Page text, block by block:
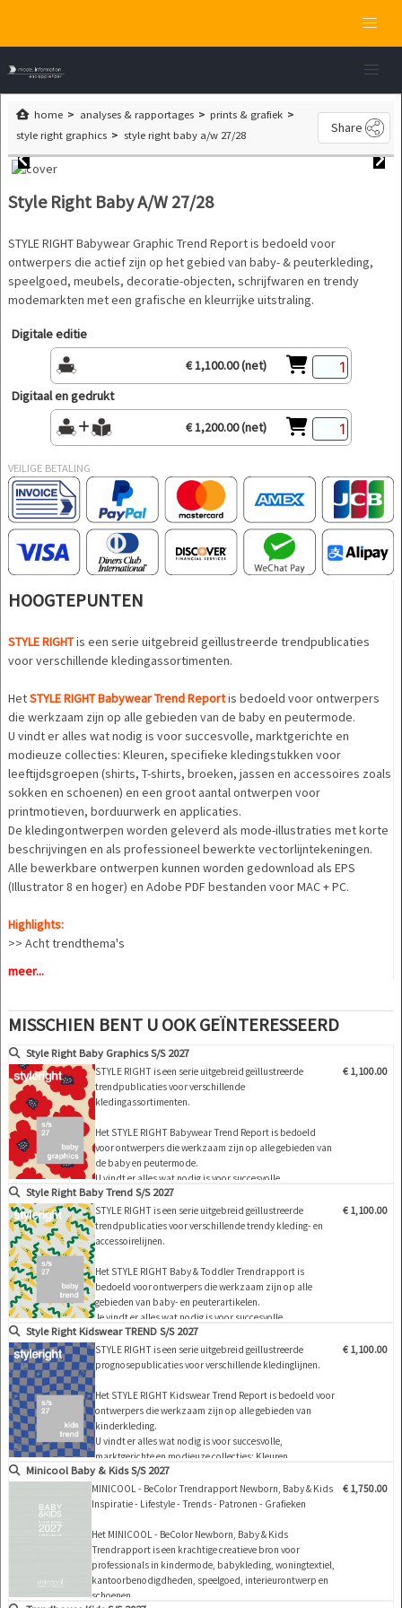
home analyses & rapportages
prints & grafiek
style right graphics
style right baby a/w 27/28 Share
Style Right Baby A/W 27/28
STYLE RIGHT Babywear Graphic Trend Report is bedoeld voor
ontwerpers die actief zijn op het gebied van baby- & peuterkleding,
speelgoed, meubels, decoratie-objecten, schrijfwaren en trendy
modemarkten met een grafische en kleurrijke uitstraling.
Digitale editie
€ 1,100.00 (net)
Digitaal en gedrukt
€ 1,200.00 (net)
VEILIGE BETALING
HOOGTEPUNTEN
STYLE RIGHTis een serie uitgebreid geïllustreerde trendpublicaties
voor verschillende kledingassortimenten.
HetSTYLE RIGHT Babywear Trend Reportis bedoeld voor ontwerpers
die werkzaam zijn op alle gebieden van de baby en peutermode.
U vindt er alles wat nodig is voor succesvolle, marktgerichte en
modieuze collecties: Kleuren, specifieke kledingstukken voor
leeftijdsgroepen (shirts, T-shirts, broeken, jassen en accessoires zoals
sokken en schoenen) en een groot aantal ontwerpen voor
printmotieven, borduurwerk en applicaties.
De kledingontwerpen worden geleverd als mode-illustraties met korte
beschrijvingen en als professioneel bewerkte vectorlijntekeningen.
Alle bewerkbare ontwerpen kunnen worden gedownload als EPS
(Illustrator 8 en hoger) en Adobe PDF bestanden voor MAC + PC.
Highlights:
>> Acht trendthema's
eigen seizoensconcepten en ontwerpen
>> Grote verscheidenheid aan styling- en ontwerpideeën
voor geplaatste prints
>> Accessoires ter completering van de modeseries
>> Samenvatting van alle stylingvoorstellen door professioneel
uitgewerkte lijntekeningen/vector graphics
meer...
MISSCHIEN BENT U OOK GEÏNTERESSEERD
Style Right Baby Graphics S/S 2027
STYLE RIGHT is een serie uitgebreid geïllustreerde
trendpublicaties voor verschillende
kledingassortimenten.
Het STYLE RIGHT Babywear Trend Report is bedoeld
voor ontwerpers die werkzaam zijn op alle gebieden van
de baby en peutermode.
U vindt er alles wat nodig is voor succesvolle,
marktgerichte en modieuze collecties: Kleuren, specifieke
kledingstukken voor leeftijdsgroepen (shirts, T-shirts,
broeken, jassen en accessoires zoals sokken en
schoenen) en een groot aantal ontwerpen v…
€ 1,100.00
Style Right Baby Trend S/S 2027
STYLE RIGHT is een serie uitgebreid geïllustreerde
trendpublicaties voor verschillende trendy kleding- en
accessoirelijnen.
Het STYLE RIGHT Baby & Toddler Trendrapport is
bedoeld voor ontwerpers die werkzaam zijn op alle
gebieden van baby- en peuterartikelen.
Je vindt er alles wat nodig is voor succesvolle,
marktgerichte en modieuze collecties: Kleuren, specifieke
kledingstukken, belangrijke producten (shirts, T-shirts,
broeken, jassen en accessoires zoals sokken en
€ 1,100.00
Style Right Kidswear TREND S/S 2027
STYLE RIGHT is een serie uitgebreid geïllustreerde
prognosepublicaties voor verschillende kledinglijnen.
Het STYLE RIGHT Kidswear Trend Report is bedoeld voor
ontwerpers die werkzaam zijn op alle gebieden van
kinderkleding.
U vindt er alles wat nodig is voor succesvolle,
marktgerichte en modieuze collecties: Kleuren,
leeftijdsgebonden kleding (shirts, T-shirts, broeken,
jassen en accessoires zoals sokken en schoenen), maar
ook Kids lifestyle-producten en interieurdesign en -
€ 1,100.00
Minicool Baby & Kids S/S 2027
MINICOOL - BeColor Trendrapport Newborn, Baby & Kids
Inspiratie - Lifestyle - Trends - Patronen - Grafieken
Het MINICOOL - BeColor Newborn, Baby & Kids
Trendrapport is een krachtige creatieve bron voor
professionals in kindermode, babykleding, woningtextiel,
kantoorbenodigdheden, speelgoed, interieurontwerp en
schoenen.
€ 1,750.00